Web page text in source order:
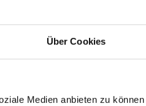
Über Cookies
Medien anbieten zu können